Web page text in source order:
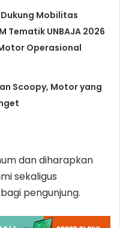
Mobilitas
Tematik UNBAJA 2026
Operasional
Scoopy, Motor yang
dan diharapkan
sekaligus
pengunjung.